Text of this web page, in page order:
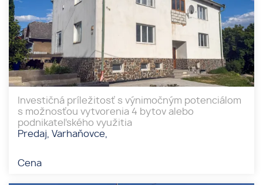
Investičná príležitosť s výnimočným potenciálom
s možnosťou vytvorenia 4 bytov alebo
podnikateľského využitia
Predaj, Varhaňovce,
Cena